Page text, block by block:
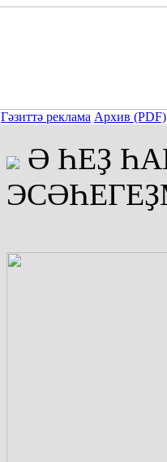
Гәзиттә реклама Архив (PDF)
Ә ҺЕҘ